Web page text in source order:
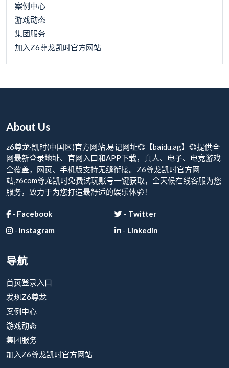
案例中心
游戏动态
集团服务
加入Z6尊龙凯时官方网站
About Us
z6尊龙·凯时(中国区)官方网站,易记网址💞【baidu.ag】💞提供全
网最新登录地址、官网入口和APP下载，真人、电子、电竞游戏
全覆盖，网页、手机版支持无缝衔接。Z6尊龙凯时官方网
站,z6com尊龙凯时免费试玩账号一键获取，全天候在线客服为您
服务，致力于为您打造最舒适的娱乐体验！
- Facebook - Twitter
- Instagram - Linkedin
导航
首页登录入口
发现Z6尊龙
案例中心
游戏动态
集团服务
加入Z6尊龙凯时官方网站